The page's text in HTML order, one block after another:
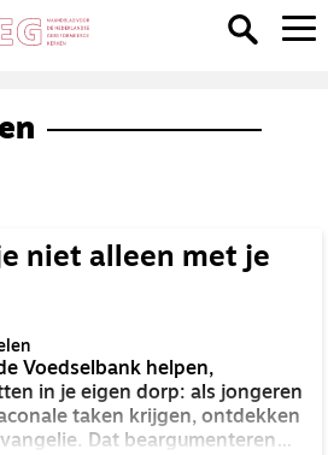
niet alleen met je
Voedselbank helpen,
in je eigen dorp: als jongeren
taken krijgen, ontdekken
Dat beargumenteren